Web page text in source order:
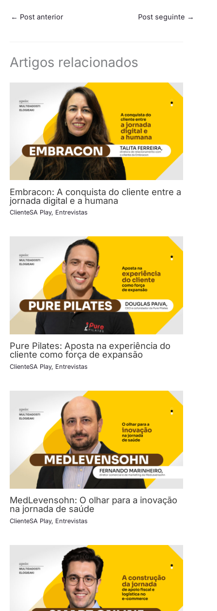
← Post anterior Post seguinte →
Artigos relacionados
Embracon: A conquista do cliente entre a
jornada digital e a humana
ClienteSA Play, Entrevistas
Pure Pilates: Aposta na experiência do
cliente como força de expansão
ClienteSA Play, Entrevistas
MedLevensohn: O olhar para a inovação
na jornada de saúde
ClienteSA Play, Entrevistas